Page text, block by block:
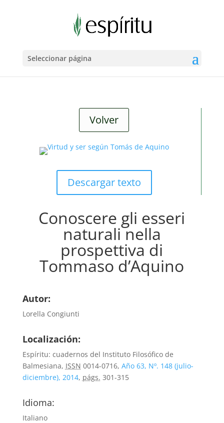
Seleccionar página
Volver
Descargar texto
Conoscere gli esseri
naturali nella
prospettiva di
Tommaso d’Aquino
Autor:
Lorella Congiunti
Localización:
Espíritu: cuadernos del Instituto Filosófico de
Balmesiana, ISSN 0014-0716, Año 63, Nº. 148 (julio-
diciembre), 2014, págs. 301-315
Idioma:
Italiano